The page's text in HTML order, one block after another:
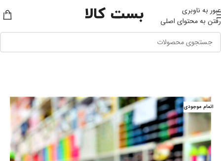
عبور به ناوبری
رفتن به محتوای اصلی
اتمام موجودی